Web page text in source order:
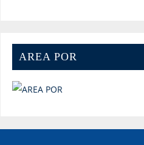
AREA POR